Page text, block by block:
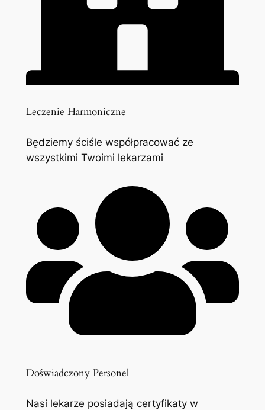
Leczenie Harmoniczne
Będziemy ściśle współpracować ze
wszystkimi Twoimi lekarzami
Doświadczony Personel
Nasi lekarze posiadają certyfikaty w